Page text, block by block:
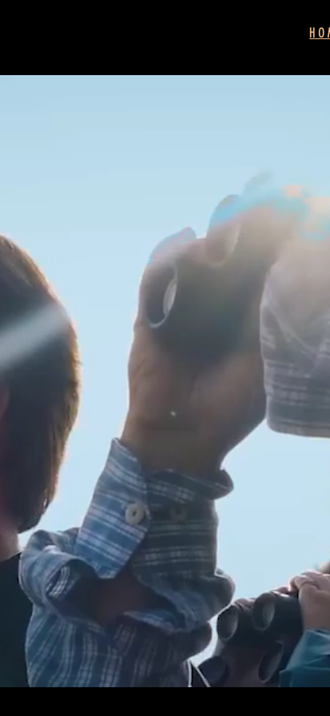
|
Baseado no Rio de